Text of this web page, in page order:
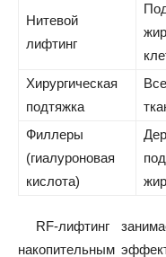
Нитевой
лифтинг
Хирургическая
подтяжка
Филлеры
(гиалуроновая
кислота)
жир
RF-лифтинг
накопительным